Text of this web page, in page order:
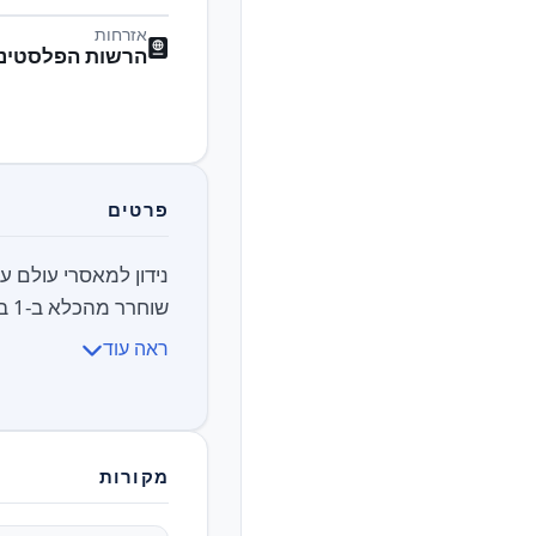
אזרחות
הרשות
פרטים
שוחרר מהכלא ב-1 בפברואר 2025 לאחר 22 שנות מאסר, במסגרת הפעימה הרביעית של עסקת החטופים...
ראה עוד
מקורות